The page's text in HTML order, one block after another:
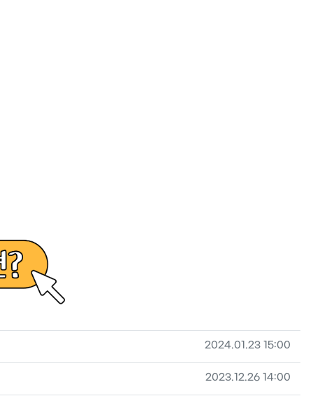
작성일
2024.01.23 15:00
작성일
2023.12.26 14:00